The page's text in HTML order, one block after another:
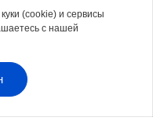
ООО
адрес эл.
по электронной почте
уведомления. Все
носителе. Поступившие
законом или договором
(cookie) и сервисы
с нашей